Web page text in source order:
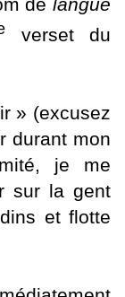
de langue
verset du
» (excusez
durant mon
je me
sur la gent
et flotte